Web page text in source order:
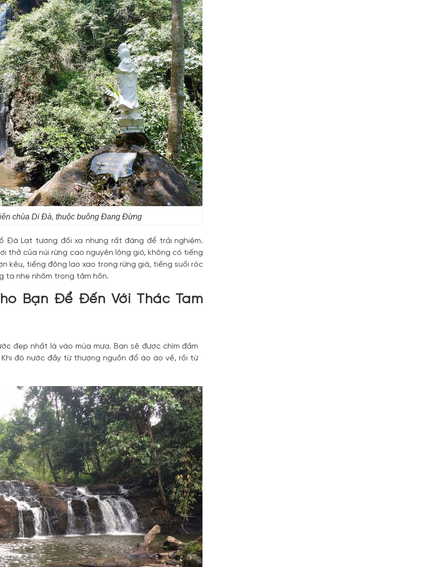
chùa Di Đà, thuộc buông Đang Đừng
Đà Lạt tương đối xa nhưng rất đáng để trải nghiệm.
thở của núi rừng cao nguyên lộng gió, không có tiếng
kêu, tiếng động lao xao trong rừng già, tiếng suối róc
ta nhẹ nhõm trong tâm hồn.
Bạn Để Đến Với Thác Tam
đẹp nhất là vào mùa mưa. Bạn sẽ được chìm đắm
đó nước đầy từ thượng nguồn đổ ào ào về, rồi từ